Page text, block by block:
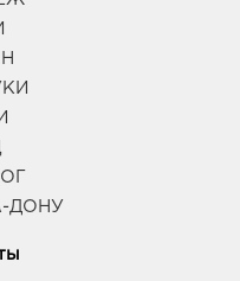
г Тамбов, ул
руб.
ДОНУ